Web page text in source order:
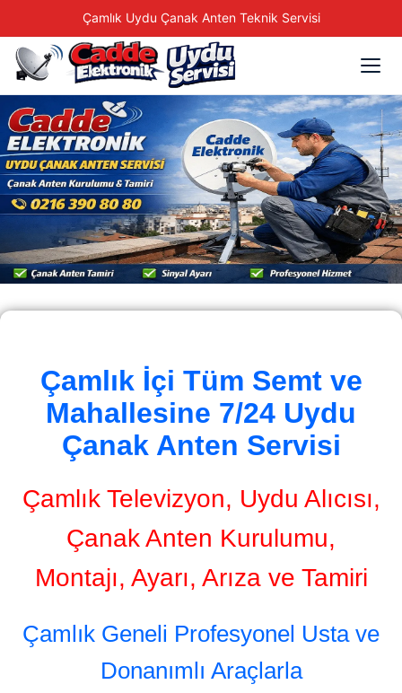
Çamlık Uydu Çanak Anten Teknik Servisi
Çamlık İçi Tüm Semt ve
Mahallesine 7/24 Uydu
Çanak Anten Servisi
Çamlık Televizyon, Uydu Alıcısı,
Çanak Anten Kurulumu,
Montajı, Ayarı, Arıza ve Tamiri
Çamlık Geneli Profesyonel Usta ve
Donanımlı Araçlarla